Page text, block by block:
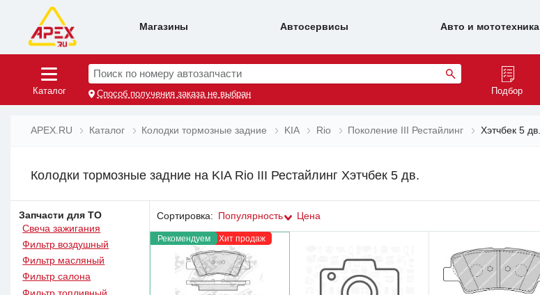
Магазины Автосервисы Авто и мототехника
Каталог
Поиск по номеру автозапчасти
Способ получения заказа не выбран Подбор
APEX.RU Каталог Колодки тормозные задние KIA Rio Поколение III Рестайлинг Хэтчбек 5 дв.
Колодки тормозные задние на KIA Rio III Рестайлинг Хэтчбек 5 дв.
Запчасти для ТО
Свеча зажигания
Фильтр воздушный
Фильтр масляный
Фильтр салона
Сортировка: Популярность Цена
Рекомендуем Хит продаж